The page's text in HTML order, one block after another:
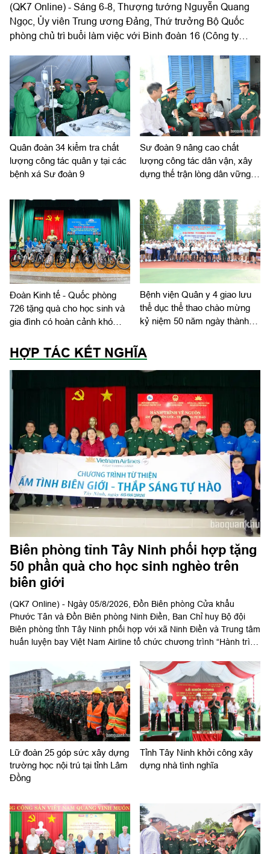
(QK7 Online) - Sáng 6-8, Thượng tướng Nguyễn Quang
Ngọc, Ủy viên Trung ương Đảng, Thứ trưởng Bộ Quốc
phòng chủ trì buổi làm việc với Binh đoàn 16 (Công ty
2030; tổ chức, cơ cấu lại doanh nghiệp.
Quân đoàn 34 kiểm tra chất
lượng công tác quân y tại các
bệnh xá Sư đoàn 9
Sư đoàn 9 nâng cao chất
lượng công tác dân vận, xây
dựng thế trận lòng dân vững
Đoàn Kinh tế - Quốc phòng
726 tặng quà cho học sinh và
gia đình có hoàn cảnh khó
Bệnh viện Quân y 4 giao lưu
thể dục thể thao chào mừng
kỷ niệm 50 năm ngày thành
HỢP TÁC KẾT NGHĨA
Biên phòng tỉnh Tây Ninh phối hợp tặng
50 phần quà cho học sinh nghèo trên
biên giới
(QK7 Online) - Ngày 05/8/2026, Đồn Biên phòng Cửa khẩu
Phước Tân và Đồn Biên phòng Ninh Điền, Ban Chỉ huy Bộ đội
Biên phòng tỉnh Tây Ninh phối hợp với xã Ninh Điền và Trung tâm
huấn luyện bay Việt Nam Airline tổ chức chương trình “Hành trình
Lữ đoàn 25 góp sức xây dựng
trường học nội trú tại tỉnh Lâm
Đồng
Tỉnh Tây Ninh khởi công xây
dựng nhà tình nghĩa